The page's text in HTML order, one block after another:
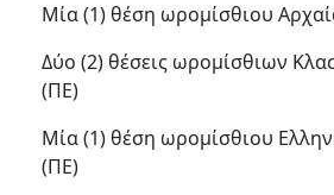
Μία (1) θέση ωρομίσθιου
Δύο (2) θέσεις ωρομίσθιων
(ΠΕ)
Μία (1) θέση ωρομίσθιου
(ΠΕ)